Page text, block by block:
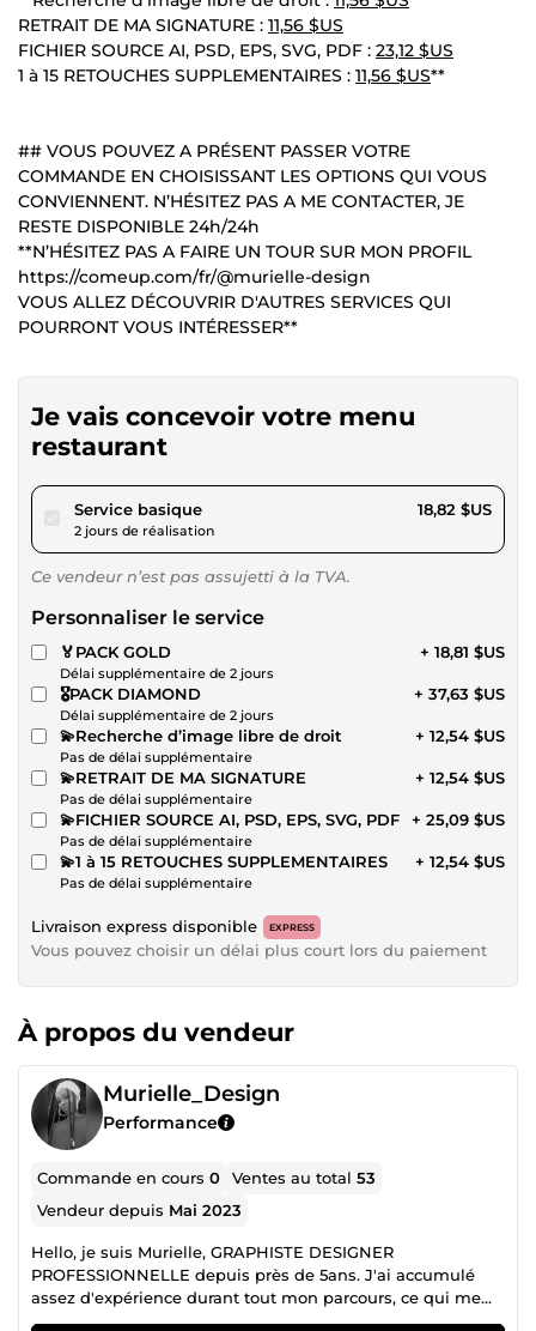
RETRAIT DE MA SIGNATURE : 11,56 $US
FICHIER SOURCE AI, PSD, EPS, SVG, PDF : 23,12 $US
1 à 15 RETOUCHES SUPPLEMENTAIRES : 11,56 $US**
## VOUS POUVEZ A PRÉSENT PASSER VOTRE
COMMANDE EN CHOISISSANT LES OPTIONS QUI VOUS
CONVIENNENT. N’HÉSITEZ PAS A ME CONTACTER, JE
RESTE DISPONIBLE 24h/24h
**N’HÉSITEZ PAS A FAIRE UN TOUR SUR MON PROFIL
https://comeup.com/fr/@murielle-design
VOUS ALLEZ DÉCOUVRIR D'AUTRES SERVICES QUI
POURRONT VOUS INTÉRESSER**
Je vais concevoir votre menu
restaurant
Service basiquepour 17,34 $US
2 jours de réalisation
18,82 $US
Ce vendeur n’est pas assujetti à la TVA.
Personnaliser le service
🏅PACK GOLD
Délai supplémentaire de 2 jours
+ 18,81 $US
🎖️PACK DIAMOND
Délai supplémentaire de 2 jours
+ 37,63 $US
💫Recherche d’image libre de droit
Pas de délai supplémentaire
+ 12,54 $US
💫RETRAIT DE MA SIGNATURE
Pas de délai supplémentaire
+ 12,54 $US
💫FICHIER SOURCE AI, PSD, EPS, SVG, PDF
Pas de délai supplémentaire
+ 25,09 $US
💫1 à 15 RETOUCHES SUPPLEMENTAIRES
Pas de délai supplémentaire
+ 12,54 $US
Livraison express disponible EXPRESS
Vous pouvez choisir un délai plus court lors du paiement
À propos du vendeur
Murielle_Design
Performance
Commande en cours0 Ventes au total53
Vendeur depuis Mai 2023
Hello, je suis Murielle, GRAPHISTE DESIGNER
PROFESSIONNELLE depuis près de 5ans. J'ai accumulé
assez d'expérience durant tout mon parcours, ce qui me
permettra d'apporter une grande touche de design pour